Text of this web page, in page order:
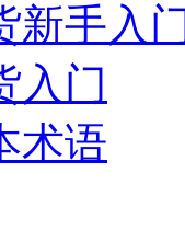
新手入
入门
术语